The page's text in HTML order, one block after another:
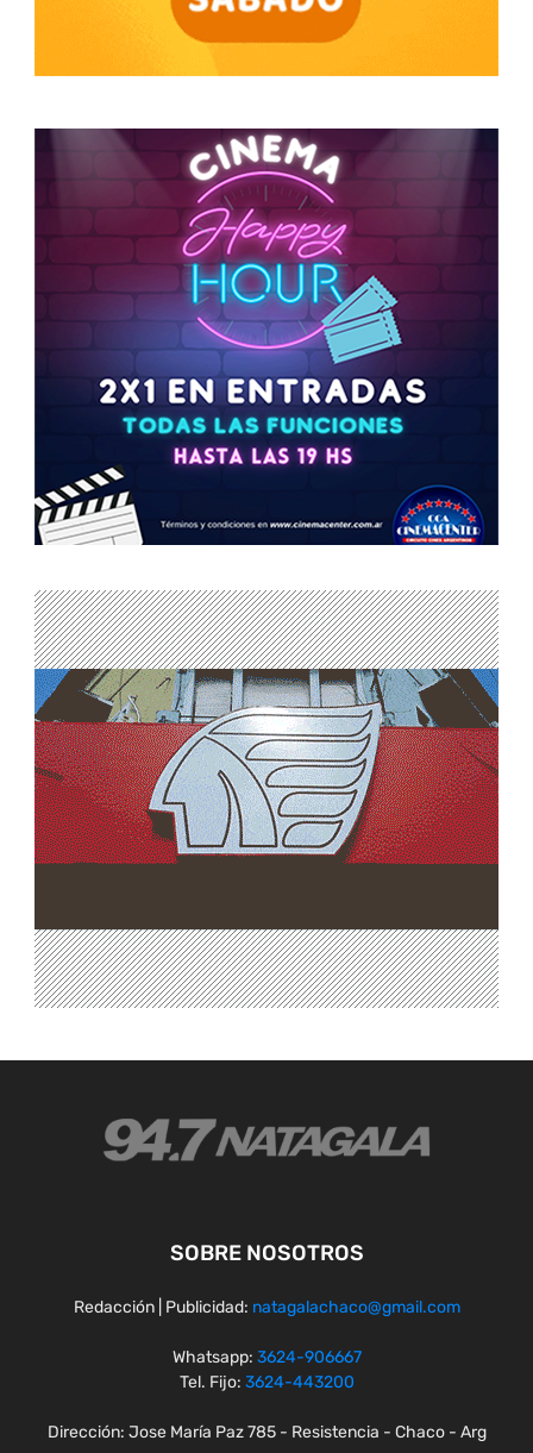
SOBRE NOSOTROS
Redacción | Publicidad: natagalachaco@gmail.com
Whatsapp: 3624-906667
Tel. Fijo: 3624-443200
Dirección: Jose María Paz 785 - Resistencia - Chaco - Arg